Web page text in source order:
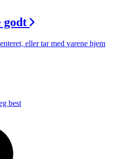
godt
eller tar med varene hjem
best